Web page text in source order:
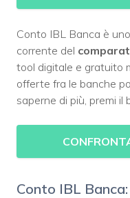
Conto IBL Banca è
corrente del
tool digitale e gratuito
offerte fra le banche
saperne di più, premi
Conto IBL